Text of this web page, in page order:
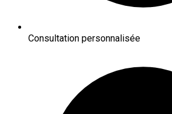
Consultation personnalisée